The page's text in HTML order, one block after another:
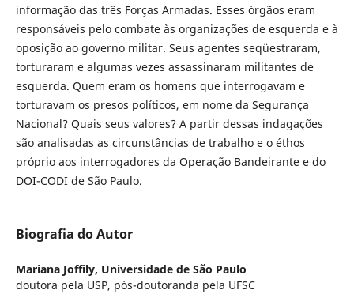
informação das três Forças Armadas. Esses órgãos eram
responsáveis pelo combate às organizações de esquerda e à
oposição ao governo militar. Seus agentes seqüestraram,
torturaram e algumas vezes assassinaram militantes de
esquerda. Quem eram os homens que interrogavam e
torturavam os presos políticos, em nome da Segurança
Nacional? Quais seus valores? A partir dessas indagações
são analisadas as circunstâncias de trabalho e o éthos
próprio aos interrogadores da Operação Bandeirante e do
DOI-CODI de São Paulo.
Biografia do Autor
Mariana Joffily, Universidade de São Paulo
doutora pela USP, pós-doutoranda pela UFSC